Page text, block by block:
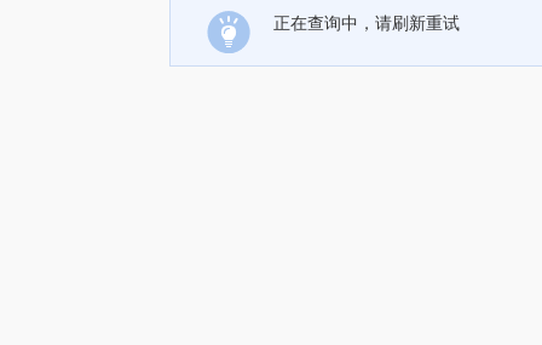
正在查询中，请刷新重试